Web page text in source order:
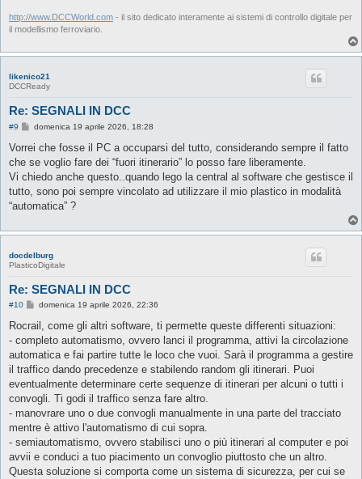
http://www.DCCWorld.com - il sito dedicato interamente ai sistemi di controllo digitale per
il modellismo ferroviario.
likenico21
DCCReady
Re: SEGNALI IN DCC
#9
M
s
a
g
i
o
domenica 19 aprile 2026, 18:28
Vorrei che fosse il PC a occuparsi del tutto, considerando sempre il fatto
che se voglio fare dei “fuori itinerario” lo posso fare liberamente.
Vi chiedo anche questo..quando lego la central al software che gestisce il
tutto, sono poi sempre vincolato ad utilizzare il mio plastico in modalità
“automatica” ?
docdelburg
PlasticoDigitale
Re: SEGNALI IN DCC
#10
M
s
a
g
i
o
domenica 19 aprile 2026, 22:36
Rocrail, come gli altri software, ti permette queste differenti situazioni:
- completo automatismo, ovvero lanci il programma, attivi la circolazione
automatica e fai partire tutte le loco che vuoi. Sarà il programma a gestire
il traffico dando precedenze e stabilendo random gli itinerari. Puoi
eventualmente determinare certe sequenze di itinerari per alcuni o tutti i
convogli. Ti godi il traffico senza fare altro.
- manovrare uno o due convogli manualmente in una parte del tracciato
mentre è attivo l'automatismo di cui sopra.
- semiautomatismo, ovvero stabilisci uno o più itinerari al computer e poi
avvii e conduci a tuo piacimento un convoglio piuttosto che un altro.
Questa soluzione si comporta come un sistema di sicurezza, per cui se